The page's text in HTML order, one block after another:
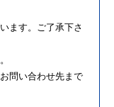
ます。ご了承下さ
問い合わせ先まで